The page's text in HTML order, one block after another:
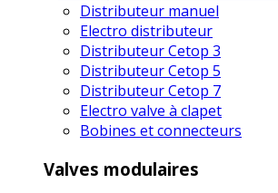
Distributeur manuel
Electro distributeur
Distributeur Cetop 3
Distributeur Cetop 5
Distributeur Cetop 7
Electro valve à clapet
Bobines et connecteurs
Valves modulaires